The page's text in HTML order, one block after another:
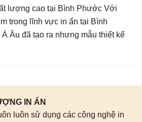
lượng cao tại Bình Phước Với
trong lĩnh vực in ấn tại Bình
Âu đã tạo ra nhưng mẫu thiết kế
IN ẤN
luôn sử dụng các công nghệ in